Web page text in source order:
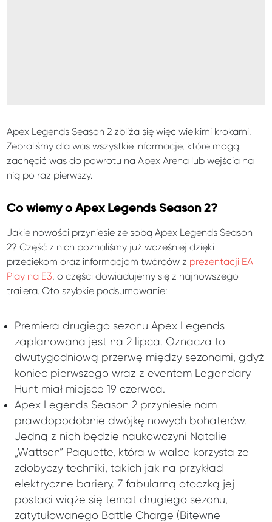
Apex Legends Season 2 zbliża się więc wielkimi krokami.
Zebraliśmy dla was wszystkie informacje, które mogą
zachęcić was do powrotu na Apex Arena lub wejścia na
nią po raz pierwszy.
Co wiemy o Apex Legends Season 2?
Jakie nowości przyniesie ze sobą Apex Legends Season
2? Część z nich poznaliśmy już wcześniej dzięki
przeciekom oraz informacjom twórców z prezentacji EA
Play na E3, o części dowiadujemy się z najnowszego
trailera. Oto szybkie podsumowanie:
Premiera drugiego sezonu Apex Legends
zaplanowana jest na 2 lipca. Oznacza to
dwutygodniową przerwę między sezonami, gdyż
koniec pierwszego wraz z eventem Legendary
Hunt miał miejsce 19 czerwca.
Apex Legends Season 2 przyniesie nam
prawdopodobnie dwójkę nowych bohaterów.
Jedną z nich będzie naukowczyni Natalie
„Wattson” Paquette, która w walce korzysta ze
zdobyczy techniki, takich jak na przykład
elektryczne bariery. Z fabularną otoczką jej
postaci wiąże się temat drugiego sezonu,
zatytułowanego Battle Charge (Bitewne